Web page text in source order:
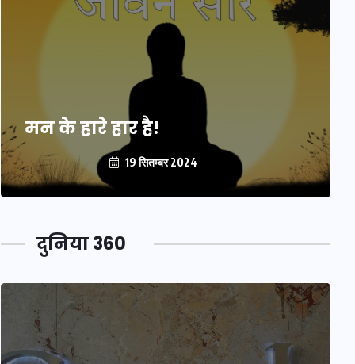
मन के हारे हार है!
19 सितम्बर 2024
दुनिया 360